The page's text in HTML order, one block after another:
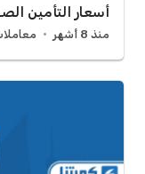
أسعار التأمين
منذ 8 أشهر